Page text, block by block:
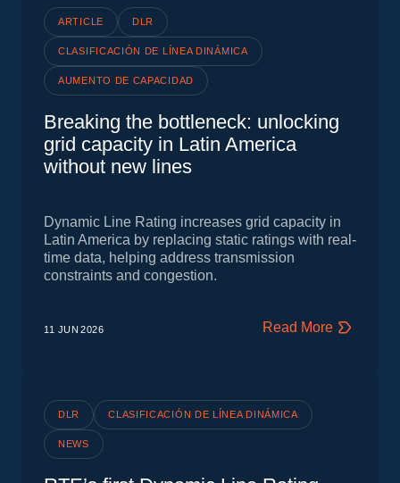
ARTICLE DLR
CLASIFICACIÓN DE LÍNEA DINÁMICA
AUMENTO DE CAPACIDAD
Breaking the bottleneck: unlocking
grid capacity in Latin America
without new lines
Dynamic Line Rating increases grid capacity in
Latin America by replacing static ratings with real-
time data, helping address transmission
constraints and congestion.
11 JUN 2026 Read More
DLR CLASIFICACIÓN DE LÍNEA DINÁMICA
NEWS